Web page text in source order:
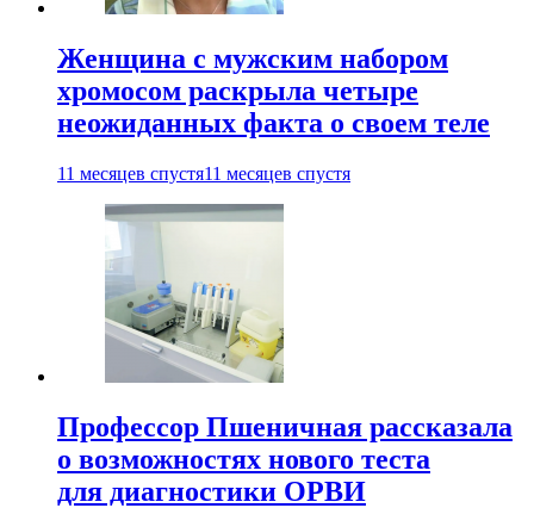
Женщина с мужским набором
хромосом раскрыла четыре
неожиданных факта о своем теле
11 месяцев спустя11 месяцев спустя
Профессор Пшеничная рассказала
о возможностях нового теста
для диагностики ОРВИ